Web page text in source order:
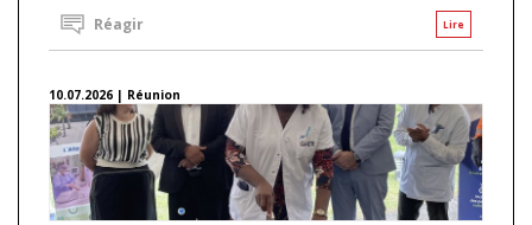
Lire
Réagir
10.07.2026 | Réunion